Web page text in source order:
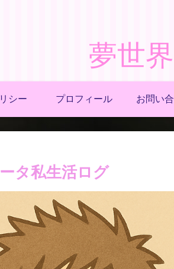
夢世
シー プロフィール
タ私生活ログ